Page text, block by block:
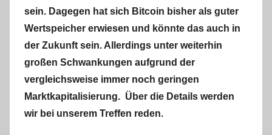
sein. Dagegen hat sich Bitcoin bisher als guter
Wertspeicher erwiesen und könnte das auch in
der Zukunft sein. Allerdings unter weiterhin
großen Schwankungen aufgrund der
vergleichsweise immer noch geringen
Marktkapitalisierung. Über die Details werden
wir bei unserem Treffen reden.